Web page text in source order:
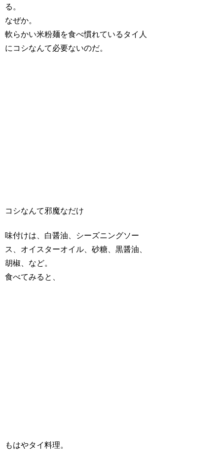
る。
なぜか。
軟らかい米粉麺を食べ慣れているタイ人
にコシなんて必要ないのだ。
コシなんて邪魔なだけ
味付けは、白醤油、シーズニングソー
ス、オイスターオイル、砂糖、黒醤油、
胡椒、など。
食べてみると、
もはやタイ料理。